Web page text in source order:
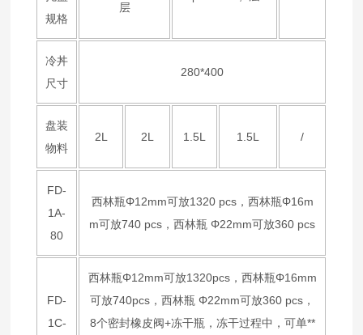
规格
层
冷丼
尺寸
280*400
盘装
物料
2L 2L 1.5L 1.5L /
FD-
1A-
80
西林瓶Φ12mm可放1320 pcs，西林瓶Φ16m
m可放740 pcs，西林瓶 Φ22mm可放360 pcs
FD-
1C-
西林瓶Φ12mm可放1320pcs，西林瓶Φ16mm
可放740pcs，西林瓶 Φ22mm可放360 pcs，
8个密封橡皮阀+冻干瓶，冻干过程中，可单**